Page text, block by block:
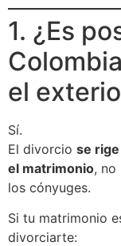
1. ¿Es
el
Sí.
El divorcio se
el matrimonio, no
los cónyuges.
Si tu matrimonio
divorciarte: